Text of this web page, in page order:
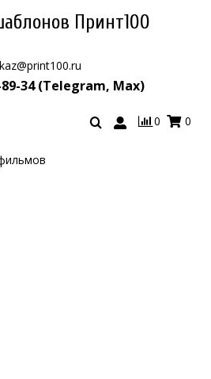
Принт100
89-34 (Telegram, Max)
0 0